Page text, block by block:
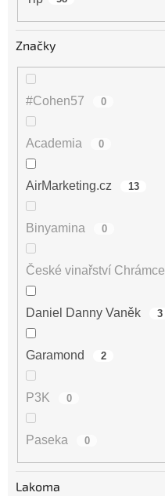
Značky
#Cohen57 0
Academia 0
AirMarketing.cz 13
Binyamina 0
České vinařství Chrámce
Daniel Danny Vaněk 3
Garamond 2
P3K 0
Paseka 0
Lakoma